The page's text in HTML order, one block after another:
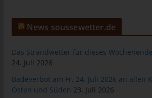
News soussewetter.de
Das Strandwetter für dieses
24. Juli 2026
Badeverbot am Fr, 24. Juli 2026 an allen
Osten und Süden 23. Juli 2026
Funktionen unserer Internetseite
Informationen
eine betroffene Person oder ein
Reihe von allgemeinen Daten und